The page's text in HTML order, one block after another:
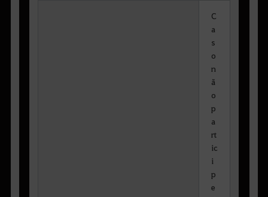
C
a
s
o
n
ã
o
p
a
rt
ic
i
p
e